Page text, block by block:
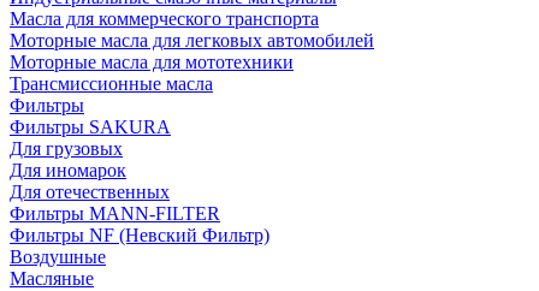
Масла для коммерческого транспорта
Моторные масла для легковых автомобилей
Моторные масла для мототехники
Трансмиссионные масла
Фильтры
Фильтры SAKURA
Для грузовых
Для иномарок
Для отечественных
Фильтры MANN-FILTER
Фильтры NF (Невский Фильтр)
Воздушные
Масляные